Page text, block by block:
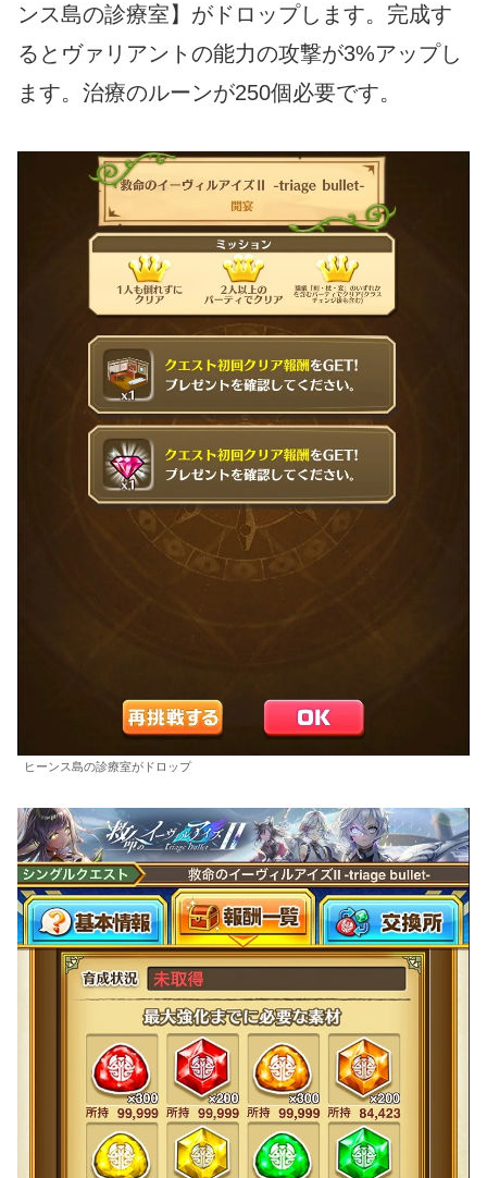
ンス島の診療室】がドロップします。完成す
るとヴァリアントの能力の攻撃が3%アップし
ます。治療のルーンが250個必要です。
ヒーンス島の診療室がドロップ